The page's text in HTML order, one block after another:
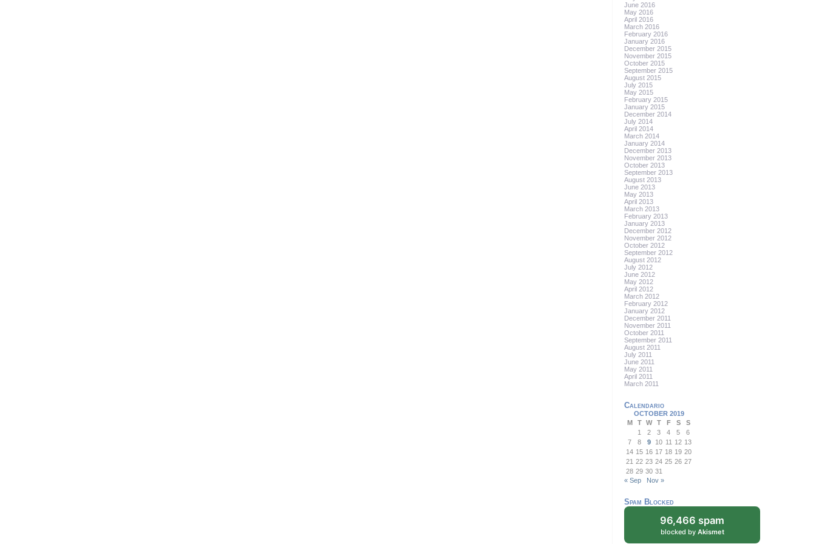
June 2016
May 2016
April 2016
March 2016
February 2016
January 2016
December 2015
November 2015
October 2015
September 2015
August 2015
July 2015
May 2015
February 2015
January 2015
December 2014
July 2014
April 2014
March 2014
January 2014
December 2013
November 2013
October 2013
September 2013
August 2013
June 2013
May 2013
April 2013
March 2013
February 2013
January 2013
December 2012
November 2012
October 2012
September 2012
August 2012
July 2012
June 2012
May 2012
April 2012
March 2012
February 2012
January 2012
December 2011
November 2011
October 2011
September 2011
August 2011
July 2011
June 2011
May 2011
April 2011
March 2011
Calendario
OCTOBER 2019
M
T W T F S
S
1
2 3 4 5
6
7
8 9 10 11 12 13
14 15 16 17 18 19 20
21 22 23 24 25 26 27
28 29 30 31
« Sep
Nov »
Spam Blocked
96,466 spam
blocked by Akismet